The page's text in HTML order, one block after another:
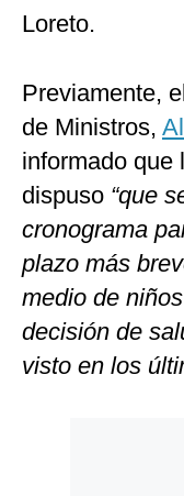
Loreto.
Previamente,
de Ministros,
informado que
dispuso “que
cronograma
plazo más
medio de
decisión de
visto en los